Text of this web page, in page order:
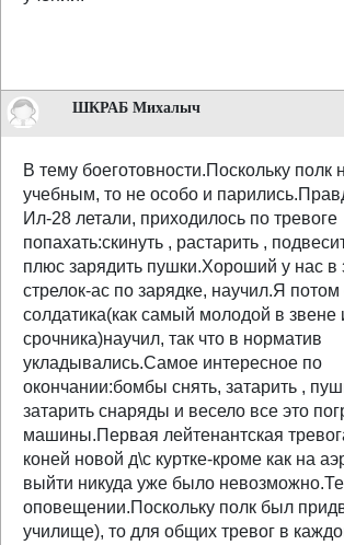
ШКРАБ Михалыч
В тему боеготовности.Поскольку
учебным, то не особо и
Ил-28 летали, приходилось по тревоге
попахать:скинуть , растарить ,
плюс зарядить пушки.Хороший у нас в
стрелок-ас по зарядке, научил.Я потом
солдатика(как самый молодой в звене
срочника)научил, так что в норматив
укладывались.Самое интересное по
окончании:бомбы снять, затарить ,
затарить снаряды и весело все это
машины.Первая лейтенантская
коней новой д\с куртке-кроме как на
выйти никуда уже было
оповещении.Поскольку полк был
училище), то для общих тревог в